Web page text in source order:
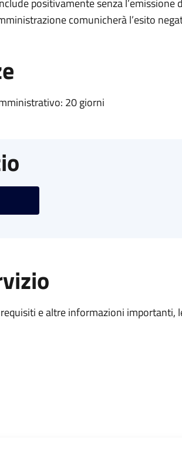
positivamente senza l’emissione
comunicherà l’esito
20 giorni
e altre informazioni importanti,